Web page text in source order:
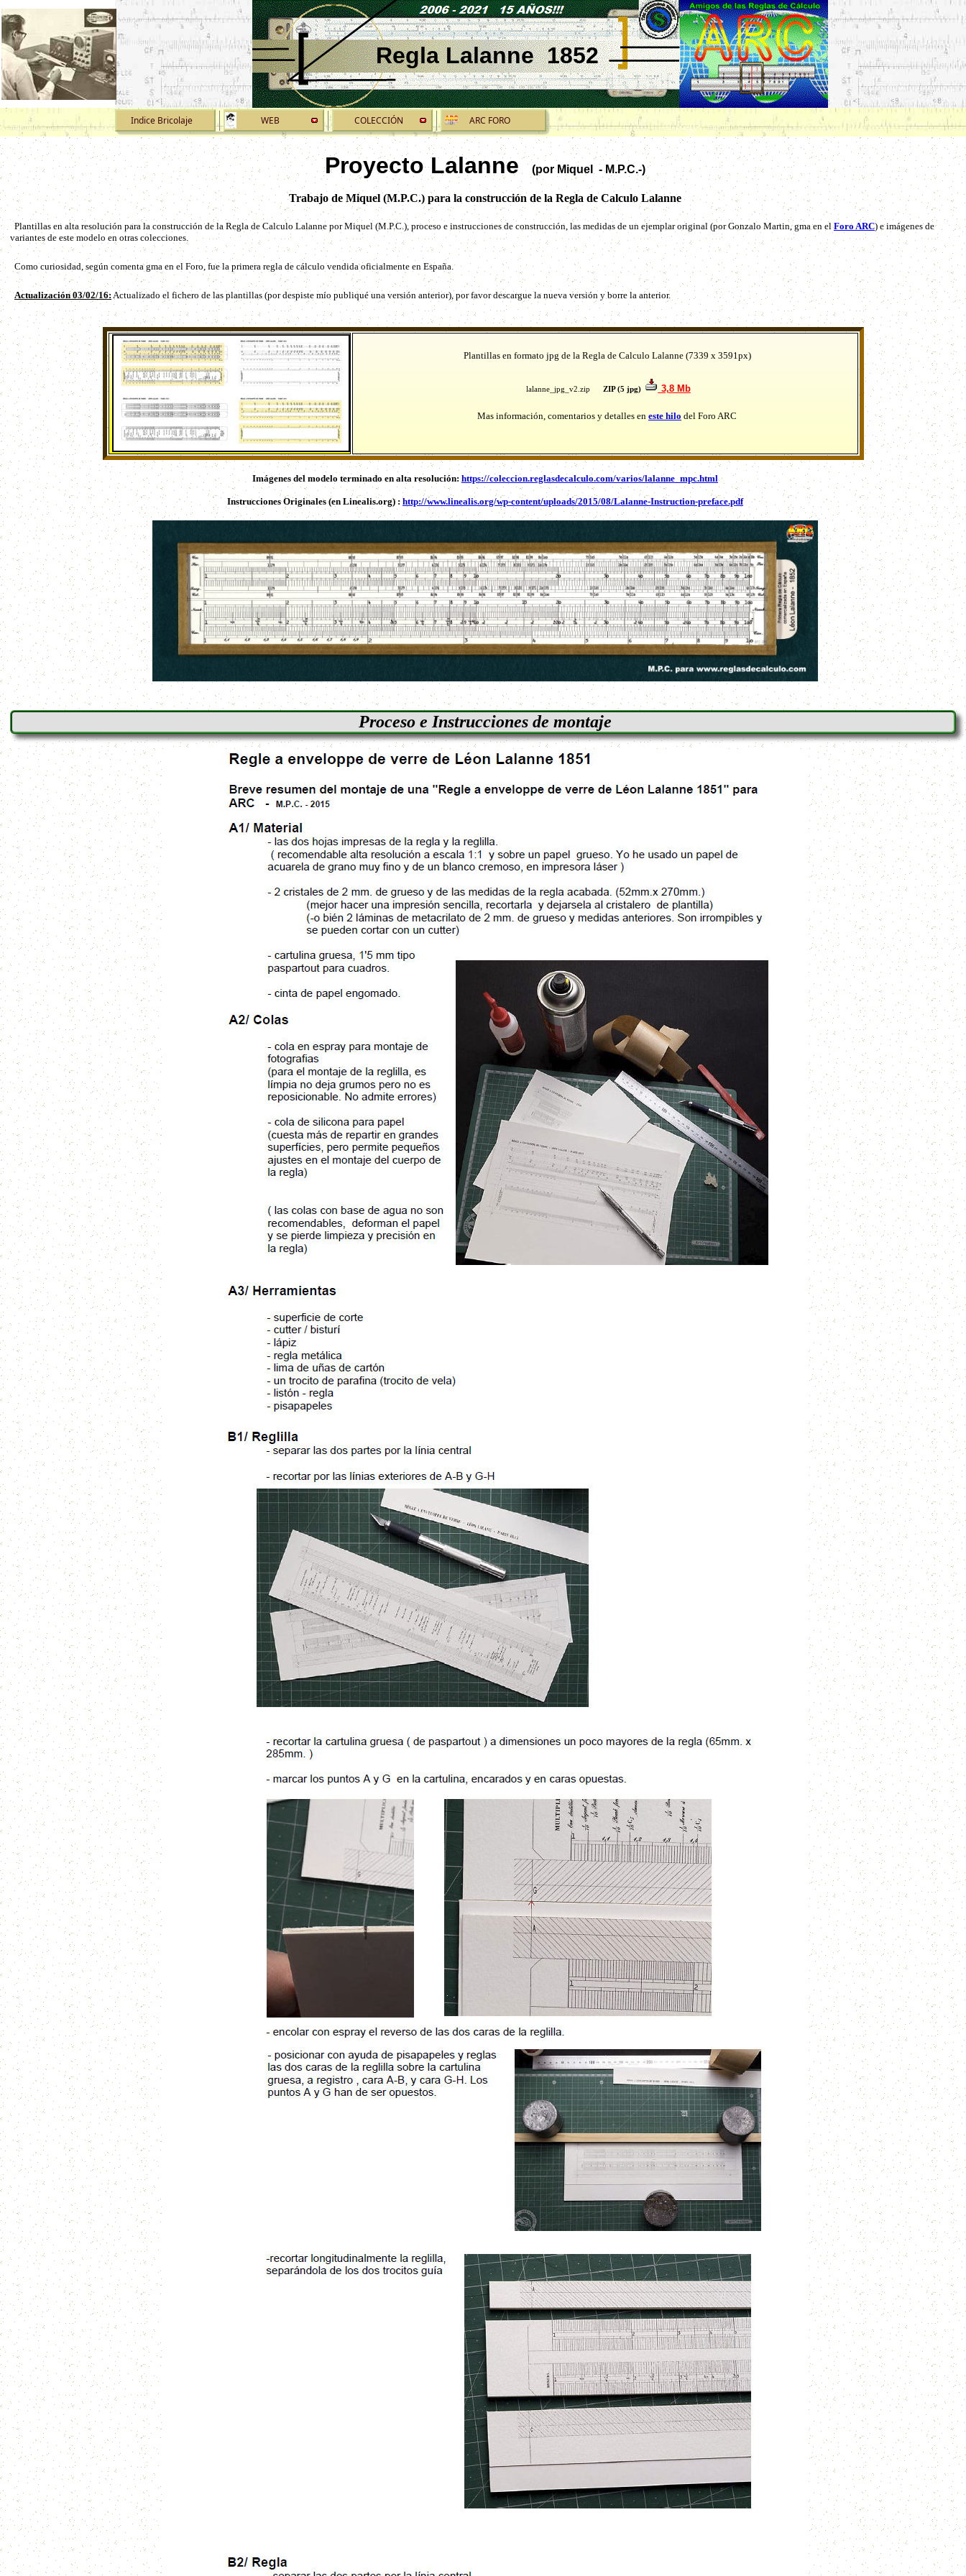
Regla Lalanne 1852
Indice Bricolaje WEB COLECCIÓN ARC FORO
Proyecto Lalanne(por Miquel - M.P.C.-)
Trabajo de Miquel (M.P.C.) para la construcción de la Regla de Calculo Lalanne
Plantillas en alta resolución para la construcción de la Regla de Calculo Lalanne por Miquel (M.P.C.), proceso e instrucciones de construcción, las medidas de un ejemplar original (por Gonzalo Martin, gma en elForo ARC) e imágenes de
variantes de este modelo en otras colecciones.
Como curiosidad, según comenta gma en el Foro, fue la primera regla de cálculo vendida oficialmente en España.
Actualización 03/02/16: Actualizado el fichero de las plantillas (por despiste mío publiqué una versión anterior), por favor descargue la nueva versión y borre la anterior.
Plantillas en formato jpg de la Regla de Calculo Lalanne (7339 x 3591px)
lalanne_jpg_v2.zip ZIP (5 jpg) 3,8 Mb
Mas información, comentarios y detalles en este hilo del Foro ARC
Imágenes del modelo terminado en alta resolución: https://coleccion.reglasdecalculo.com/varios/lalanne_mpc.html
Instrucciones Originales (en Linealis.org) : http://www.linealis.org/wp-content/uploads/2015/08/Lalanne-Instruction-preface.pdf
Proceso e Instrucciones de montaje